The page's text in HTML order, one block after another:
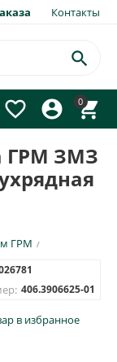
Контакты
0




ГРМ ЗМЗ
ГРМ /
406.3906625-01
в избранное
×
Евро 2,3
01)